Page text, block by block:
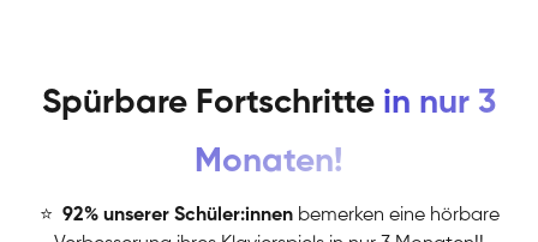
Spürbare Fortschritte in nur 3
Monaten!
⭐ 92% unserer Schüler:innen bemerken eine hörbare